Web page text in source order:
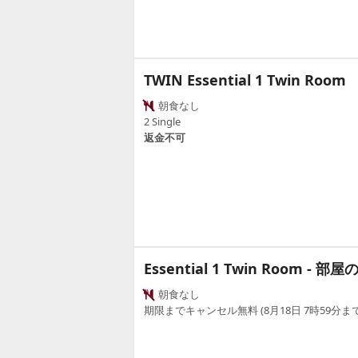
TWIN Essential 1 Twin Room
朝食なし
2 Single
返金不可
Essential 1 Twin Room - 部屋
朝食なし
期限までキャンセル無料 (8月18日 7時59分ま